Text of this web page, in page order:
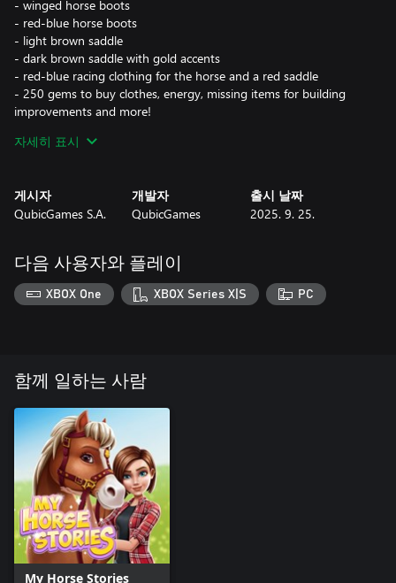
- winged horse boots
- red-blue horse boots
- light brown saddle
- dark brown saddle with gold accents
- red-blue racing clothing for the horse and a red saddle
- 250 gems to buy clothes, energy, missing items for building
improvements and more!
Boost your potential by partnering with Shadow and win
자세히 표시
게시자
QubicGames S.A.
개발자
QubicGames
출시 날짜
2025. 9. 25.
다음 사용자와 플레이
XBOX One XBOX Series X|S PC
함께 일하는 사람
My Horse Stories